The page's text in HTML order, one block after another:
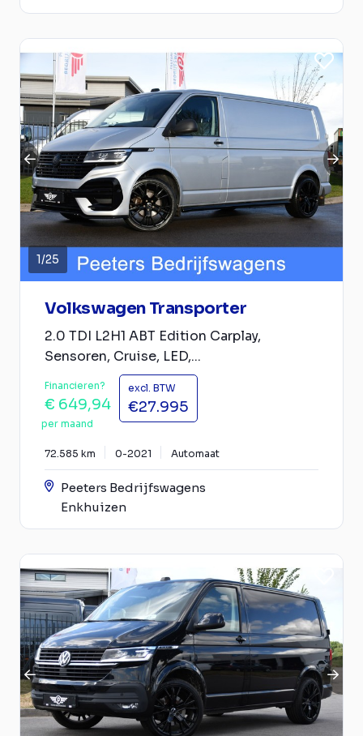
1/25
Volkswagen Transporter
2.0 TDI L2H1 ABT Edition Carplay,
Sensoren, Cruise, LED,...
Financieren?
€ 649,94
per maand
excl. BTW
€27.995
72.585 km 0-2021 Automaat
Peeters Bedrijfswagens
Enkhuizen